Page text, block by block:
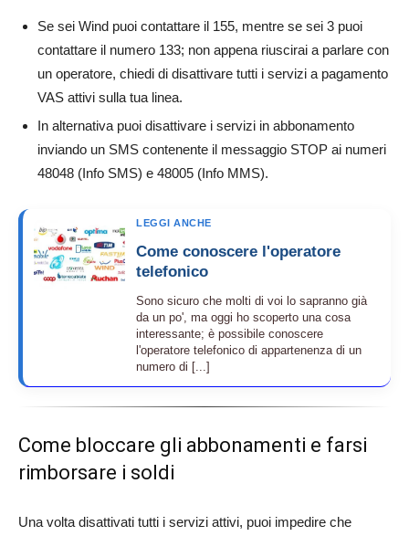
Se sei Wind puoi contattare il 155, mentre se sei 3 puoi
contattare il numero 133; non appena riuscirai a parlare con
un operatore, chiedi di disattivare tutti i servizi a pagamento
VAS attivi sulla tua linea.
In alternativa puoi disattivare i servizi in abbonamento
inviando un SMS contenente il messaggio STOP ai numeri
48048 (Info SMS) e 48005 (Info MMS).
LEGGI ANCHE
Come conoscere l'operatore
telefonico
Sono sicuro che molti di voi lo sapranno già
da un po', ma oggi ho scoperto una cosa
interessante; è possibile conoscere
l'operatore telefonico di appartenenza di un
numero di [...]
Come bloccare gli abbonamenti e farsi
rimborsare i soldi
Una volta disattivati tutti i servizi attivi, puoi impedire che